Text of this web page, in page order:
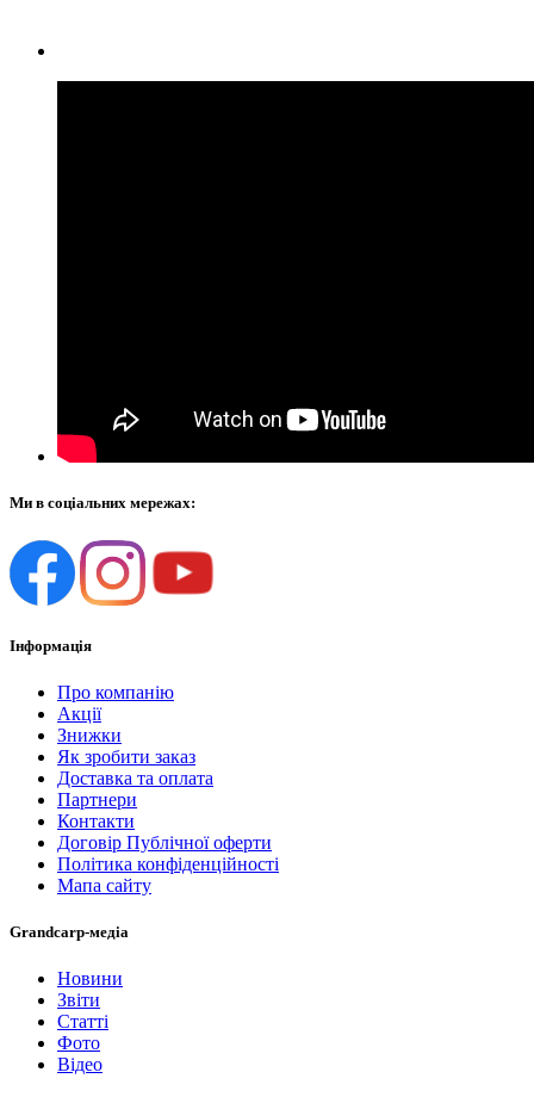
Ми в соціальних мережах:
Інформація
Про компанію
Акції
Знижки
Як зробити заказ
Доставка та оплата
Партнери
Контакти
Договір Публічної оферти
Політика конфіденційності
Мапа сайту
Grandcarp-медіа
Новини
Звіти
Статті
Фото
Відео